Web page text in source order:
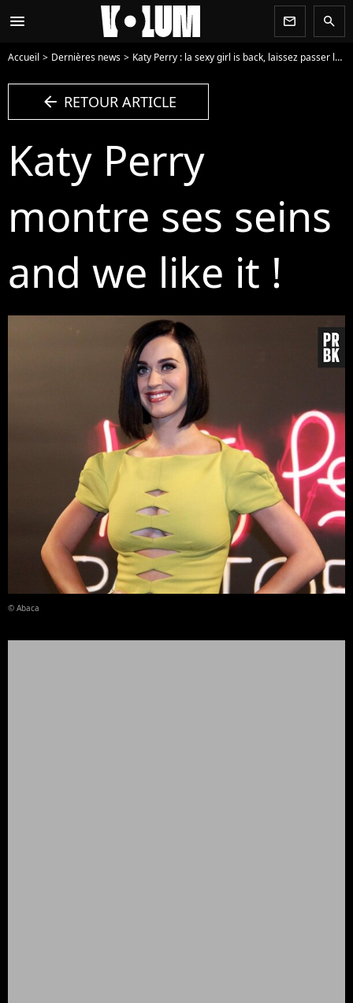
menu newsletter search
Accueil Dernières news Katy Perry : la sexy girl is back, laissez passer les boobs ! (PHOTOS)
arrow_left RETOUR ARTICLE
Katy Perry
montre ses seins
and we like it !
© Abaca